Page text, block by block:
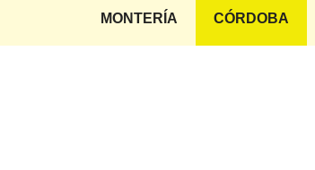
MONTERÍA CÓRDOBA